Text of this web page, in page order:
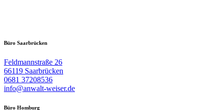
Büro Saarbrücken
Feldmannstraße 26
66119 Saarbrücken
0681 37208536
info@anwalt-weiser.de
Büro Homburg